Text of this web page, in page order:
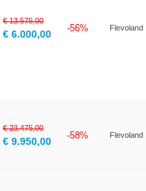
€ 13.575,00
€ 6.000,00
-56% Flevoland
€ 23.475,00
€ 9.950,00
-58% Flevoland